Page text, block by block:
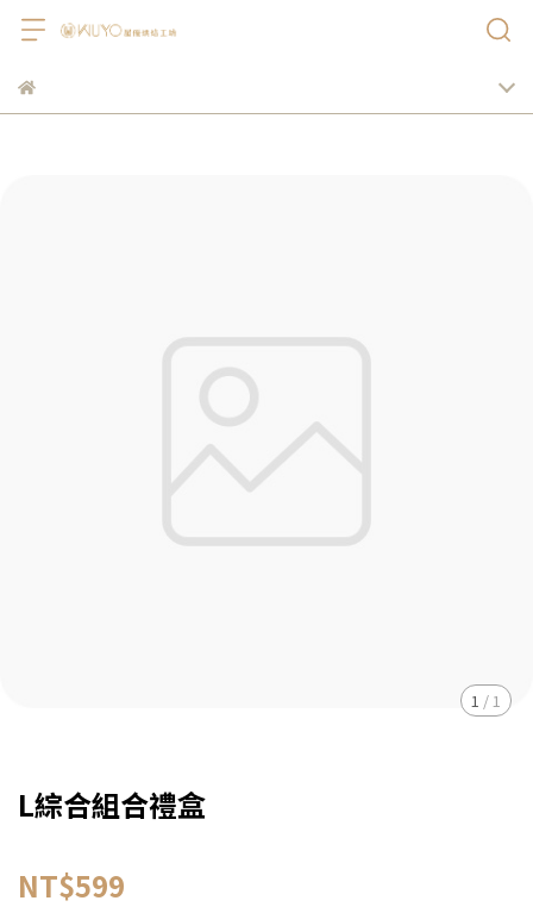
1 / 1
L綜合組合禮盒
NT$599